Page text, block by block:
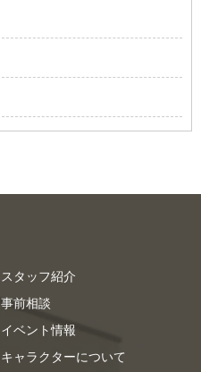
スタッフ紹介
事前相談
イベント情報
キャラクターについて